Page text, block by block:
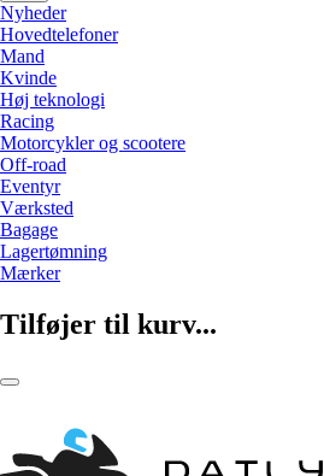
Nyheder
Hovedtelefoner
Mand
Kvinde
Høj teknologi
Racing
Motorcykler og scootere
Off-road
Eventyr
Værksted
Bagage
Lagertømning
Mærker
Tilføjer til kurv...